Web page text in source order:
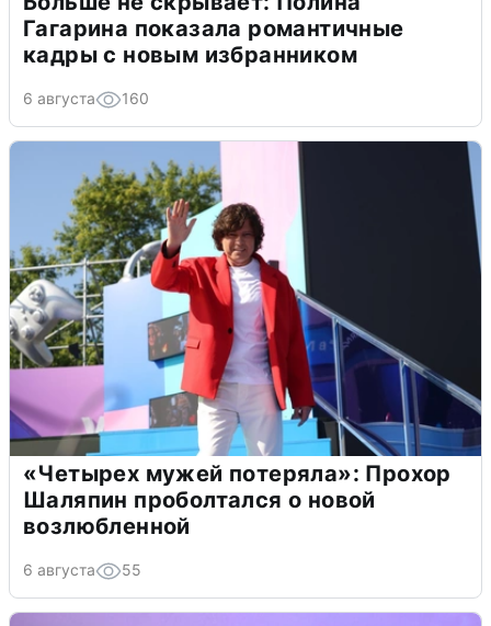
Гагарина показала романтичные
кадры с новым избранником
6 августа 160
«Четырех мужей потеряла»: Прохор
Шаляпин проболтался о новой
возлюбленной
6 августа 55